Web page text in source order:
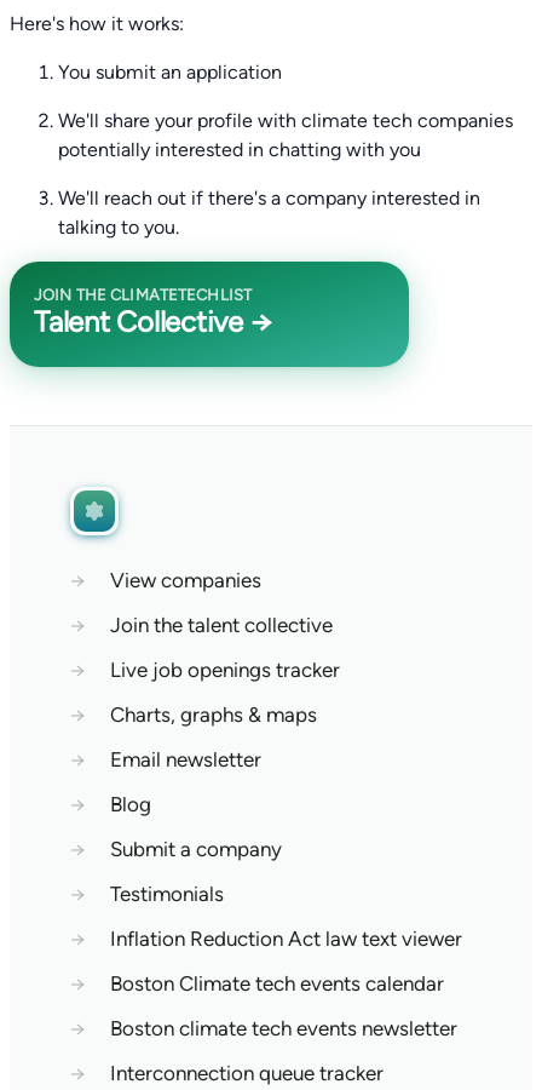
Here's how it works:
You submit an application
We'll share your profile with climate tech companies
potentially interested in chatting with you
We'll reach out if there's a company interested in
talking to you.
JOIN THE CLIMATETECHLIST
Talent Collective →
→
View companies
→
Join the talent collective
→
Live job openings tracker
→
Charts, graphs & maps
→
Email newsletter
→
Blog
→
Submit a company
→
Testimonials
→
Inflation Reduction Act law text viewer
→
Boston Climate tech events calendar
→
Boston climate tech events newsletter
→
Interconnection queue tracker